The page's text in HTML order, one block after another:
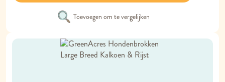
Toevoegen om te vergelijken